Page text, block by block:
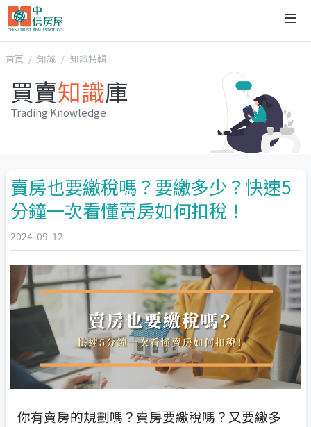
首頁 知識 知識特輯
買賣知識庫
Trading Knowledge
賣房也要繳稅嗎？要繳多少？快速5
分鐘一次看懂賣房如何扣稅！
2024-09-12
你有賣房的規劃嗎？賣房要繳稅嗎？又要繳多